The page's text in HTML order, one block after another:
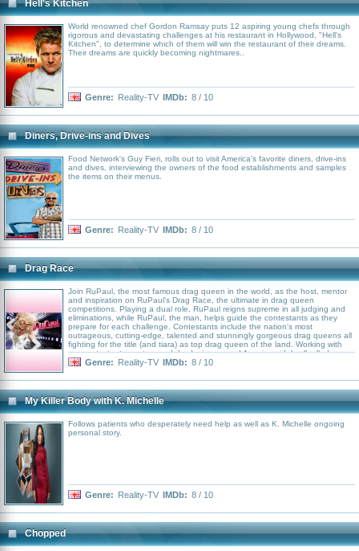
Hell's Kitchen
World renowned chef Gordon Ramsay puts 12 aspiring young chefs through
rigorous and devastating challenges at his restaurant in Hollywood, "Hell's
Kitchen", to determine which of them will win the restaurant of their dreams.
Their dreams are quickly becoming nightmares..
Genre: Reality-TV IMDb: 8 / 10
Diners, Drive-ins and Dives
Food Network's Guy Fieri, rolls out to visit America's favorite diners, drive-ins
and dives, interviewing the owners of the food establishments and samples
the items on their menus.
Genre: Reality-TV IMDb: 8 / 10
Drag Race
Join RuPaul, the most famous drag queen in the world, as the host, mentor
and inspiration on RuPaul's Drag Race, the ultimate in drag queen
competitions. Playing a dual role, RuPaul reigns supreme in all judging and
eliminations, while RuPaul, the man, helps guide the contestants as they
prepare for each challenge. Contestants include the nation's most
outrageous, cutting-edge, talented and stunningly gorgeous drag queens all
fighting for the title (and tiara) as top drag queen of the land. Working with
our contestants are top models, designers and American idols all rolled up
into one. Each week, through the trials and tribulations of glam, glitter and
next superstar drag queen of America.
Genre: Reality-TV IMDb: 8 / 10
My Killer Body with K. Michelle
Follows patients who desperately need help as well as K. Michelle ongoing
personal story.
Genre: Reality-TV IMDb: 8 / 10
Chopped